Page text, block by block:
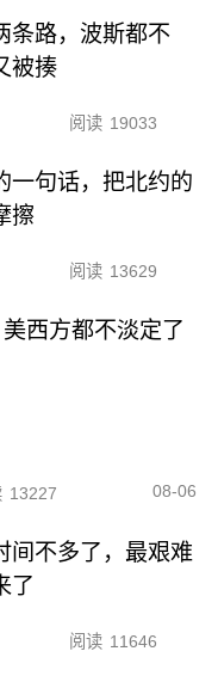
条路，波斯都不
被揍
阅读 19033
一句话，把北约的
擦
阅读 13629
西方都不淡定了
13227 08-06
间不多了，最艰难
了
阅读 11646